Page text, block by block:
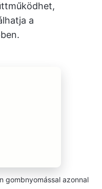
a
gombnyomással azonnal